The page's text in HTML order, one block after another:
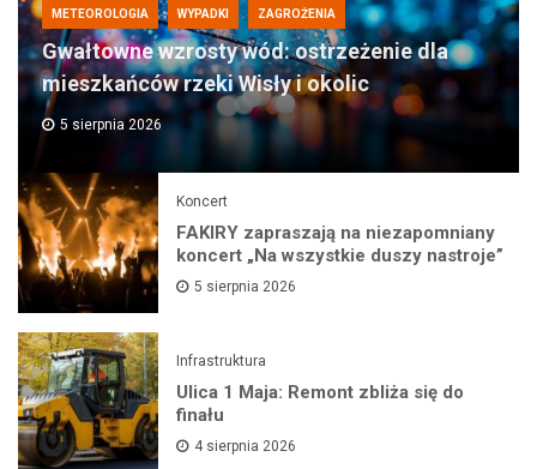
METEOROLOGIA WYPADKI ZAGROŻENIA
Gwałtowne wzrosty wód: ostrzeżenie dla
mieszkańców rzeki Wisły i okolic
5 sierpnia 2026
Koncert
FAKIRY zapraszają na niezapomniany
koncert „Na wszystkie duszy nastroje”
5 sierpnia 2026
Infrastruktura
Ulica 1 Maja: Remont zbliża się do
finału
4 sierpnia 2026